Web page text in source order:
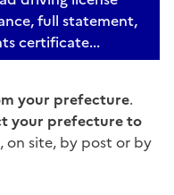
full statement,
certificate...
your prefecture.
your prefecture to
, on site, by post or by